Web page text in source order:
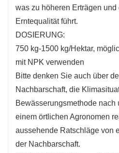
was zu höheren Erträgen und
Erntequalität führt.
DOSIERUNG:
750 kg-1500 kg/Hektar,
mit NPK verwenden
Bitte denken Sie auch über
Nachbarschaft, die
Bewässerungsmethode
einem örtlichen Agronomen
aussehende Ratschläge von
der Nachbarschaft.